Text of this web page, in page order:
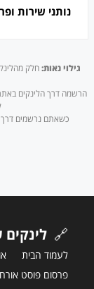
נותני שירות
גילוי נאות:
הרשמה דרך הלינקים
כשאתם נרשמים
🔗 לינקים
לעמוד הבית
פרסום פוסט אורח